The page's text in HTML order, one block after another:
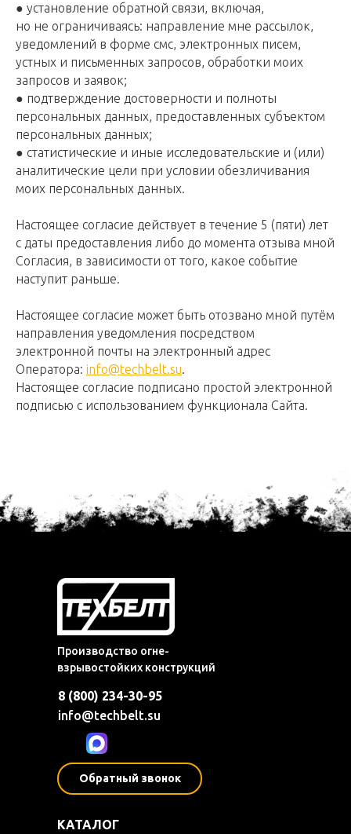
● установление обратной связи, включая,
но не ограничиваясь: направление мне рассылок,
уведомлений в форме смс, электронных писем,
устных и письменных запросов, обработки моих
запросов и заявок;
● подтверждение достоверности и полноты
персональных данных, предоставленных субъектом
персональных данных;
● статистические и иные исследовательские и (или)
аналитические цели при условии обезличивания
моих персональных данных.
Настоящее согласие действует в течение 5 (пяти) лет
с даты предоставления либо до момента отзыва мной
Согласия, в зависимости от того, какое событие
наступит раньше.
Настоящее согласие может быть отозвано мной путём
направления уведомления посредством
электронной почты на электронный адрес
Оператора: info@techbelt.su.
Настоящее согласие подписано простой электронной
подписью с использованием функционала Сайта.
Производство огне-
взрывостойких конструкций
КАТАЛОГ
Обратный звонок
8 (800) 234-30-95
info@techbelt.su